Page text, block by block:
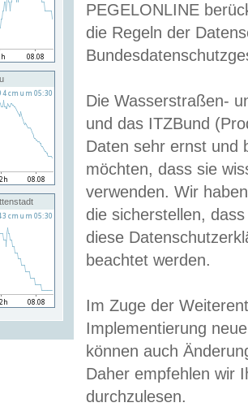
PEGELONLINE
die Regeln der
Die Wasserstraßen-
und das ITZBund
Daten sehr ernst und
möchten, dass sie
verwenden. Wir
die sicherstellen,
diese
beachtet werden.
Im Zuge der
Implementierung
können auch
Daher empfehlen wir
durchzulesen.